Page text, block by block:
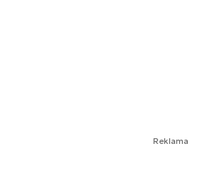
Reklama